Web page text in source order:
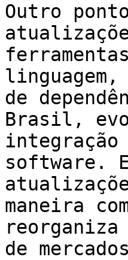
Outro
linguagem,
de
Brasil,
software.
maneira
reorganiza
de